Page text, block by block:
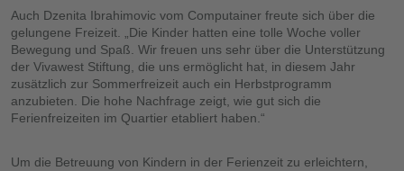
Auch Dzenita Ibrahimovic vom Computainer freute sich über die
gelungene Freizeit. „Die Kinder hatten eine tolle Woche voller
Bewegung und Spaß. Wir freuen uns sehr über die Unterstützung
der Vivawest Stiftung, die uns ermöglicht hat, in diesem Jahr
zusätzlich zur Sommerfreizeit auch ein Herbstprogramm
anzubieten. Die hohe Nachfrage zeigt, wie gut sich die
Ferienfreizeiten im Quartier etabliert haben.“
Um die Betreuung von Kindern in der Ferienzeit zu erleichtern,